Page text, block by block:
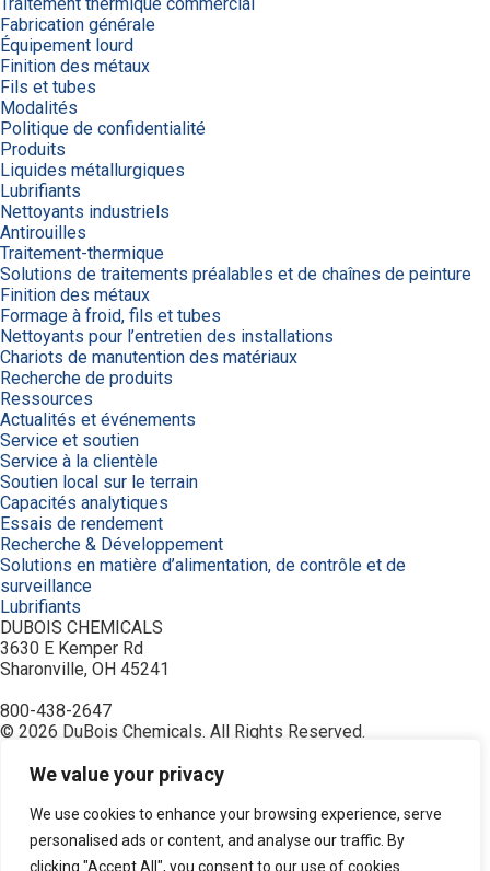
We value your privacy
We use cookies to enhance your browsing experience, serve
personalised ads or content, and analyse our traffic. By
clicking "Accept All", you consent to our use of cookies.
Fabrication générale
Équipement lourd
Finition des métaux
Fils et tubes
Modalités
Politique de confidentialité
Produits
Liquides métallurgiques
Lubrifiants
Nettoyants industriels
Antirouilles
Traitement-thermique
Solutions de traitements préalables et de chaînes de peinture
Finition des métaux
Formage à froid, fils et tubes
Nettoyants pour l’entretien des installations
Chariots de manutention des matériaux
Recherche de produits
Ressources
Actualités et événements
Service et soutien
Service à la clientèle
Soutien local sur le terrain
Capacités analytiques
Essais de rendement
Recherche & Développement
Solutions en matière d’alimentation, de contrôle et de
surveillance
Lubrifiants
DUBOIS CHEMICALS
3630 E Kemper Rd
Sharonville, OH 45241
800-438-2647
© 2026 DuBois Chemicals. All Rights Reserved.
Accueil
Commande
Contactez-nous
Équipement